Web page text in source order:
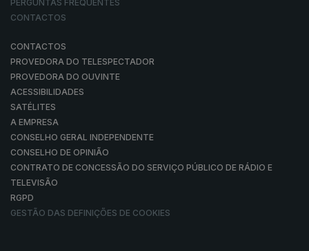
PERGUNTAS FREQUENTES
CONTACTOS
CONTACTOS
PROVEDORA DO TELESPECTADOR
PROVEDORA DO OUVINTE
ACESSIBILIDADES
SATÉLITES
A EMPRESA
CONSELHO GERAL INDEPENDENTE
CONSELHO DE OPINIÃO
CONTRATO DE CONCESSÃO DO SERVIÇO PÚBLICO DE RÁDIO E
TELEVISÃO
RGPD
GESTÃO DAS DEFINIÇÕES DE COOKIES